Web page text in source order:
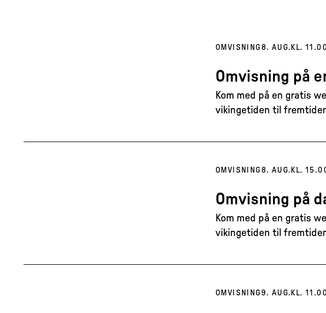
OMVISNING 8. AUG. KL. 11.00
Omvisning på
Kom med på en gratis
vikingetiden til
OMVISNING 8. AUG. KL.
Omvisning på
Kom med på en gratis
vikingetiden til
OMVISNING9. AUG. KL. 11.00